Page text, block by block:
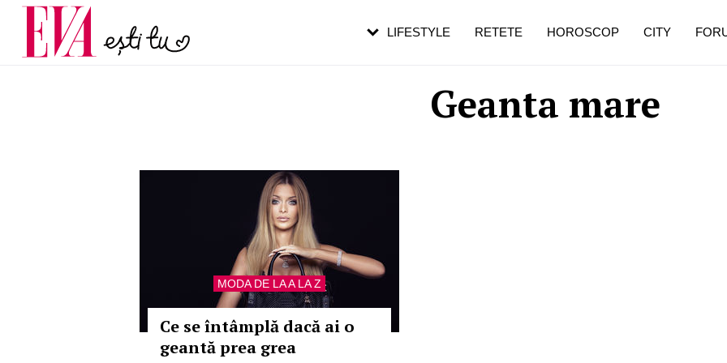
Geanta mare
MODA DE LA A LA Z
Ce se întâmplă dacă ai o
geantă prea grea
LIFESTYLE RETETE HOROSCOP CITY
Carieră
Actualitate
pe măsură ce înaintezi în vârstă
de dureroasă este investigația